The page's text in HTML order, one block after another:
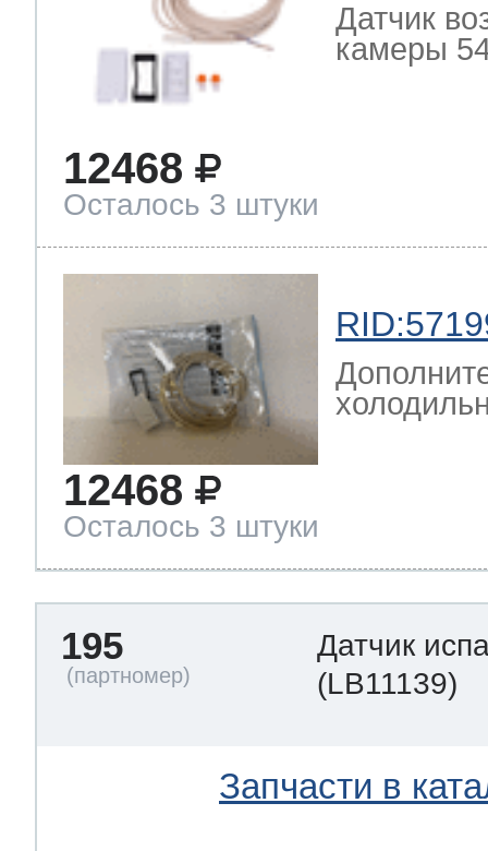
Датчик
камеры
12468
Осталось 3 штуки
12468
Осталось 3 штуки
195
Датчик
(LB11139)
Запчасти в